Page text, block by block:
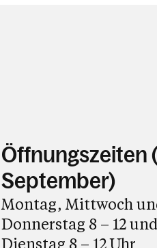
Öffnungszeiten
September)
Montag, Mittwoch
Donnerstag 8 – 12
Dienstag 8 – 12 Uhr